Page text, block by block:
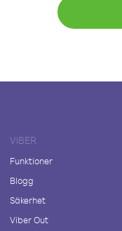
VIBER
Funktioner
Blogg
Säkerhet
Viber Out